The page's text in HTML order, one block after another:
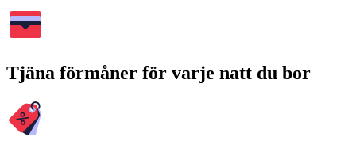
Tjäna förmåner för varje natt du bor